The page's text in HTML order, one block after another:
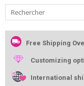
Free Shipping
Customizing
International